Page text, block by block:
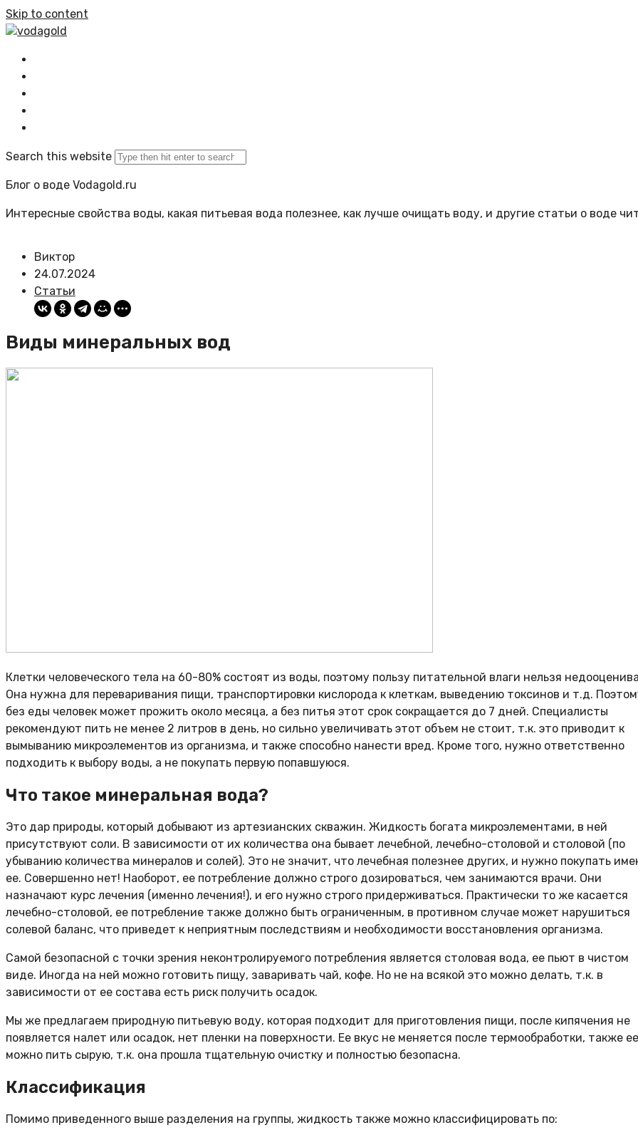
Skip to content
vodagold
Search this website
Блог о воде Vodagold.ru
Интересные свойства воды, какая питьевая вода полезнее, как лучше очищать воду, и другие статьи о воде
Виктор
24.07.2024
Статьи
Виды минеральных вод
Клетки человеческого тела на 60-80% состоят из воды, поэтому пользу питательной влаги нельзя
Она нужна для переваривания пищи, транспортировки кислорода к клеткам, выведению токсинов и т.д.
без еды человек может прожить около месяца, а без питья этот срок сокращается до 7 дней. Специалисты
рекомендуют пить не менее 2 литров в день, но сильно увеличивать этот объем не стоит, т.к. это приводит к
вымыванию микроэлементов из организма, и также способно нанести вред. Кроме того, нужно ответственно
подходить к выбору воды, а не покупать первую попавшуюся.
Что такое минеральная вода?
Это дар природы, который добывают из артезианских скважин. Жидкость богата микроэлементами, в ней
присутствуют соли. В зависимости от их количества она бывает лечебной, лечебно-столовой и столовой (по
убыванию количества минералов и солей). Это не значит, что лечебная полезнее других, и нужно покупать
ее. Совершенно нет! Наоборот, ее потребление должно строго дозироваться, чем занимаются врачи. Они
назначают курс лечения (именно лечения!), и его нужно строго придерживаться. Практически то же касается
лечебно-столовой, ее потребление также должно быть ограниченным, в противном случае может нарушиться
солевой баланс, что приведет к неприятным последствиям и необходимости восстановления организма.
Самой безопасной с точки зрения неконтролируемого потребления является столовая вода, ее пьют в чистом
виде. Иногда на ней можно готовить пищу, заваривать чай, кофе. Но не на всякой это можно делать, т.к. в
зависимости от ее состава есть риск получить осадок.
Мы же предлагаем природную питьевую воду, которая подходит для приготовления пищи, после кипячения не
появляется налет или осадок, нет пленки на поверхности. Ее вкус не меняется после термообработки, также ее
можно пить сырую, т.к. она прошла тщательную очистку и полностью безопасна.
Классификация
Помимо приведенного выше разделения на группы, жидкость также можно классифицировать по: